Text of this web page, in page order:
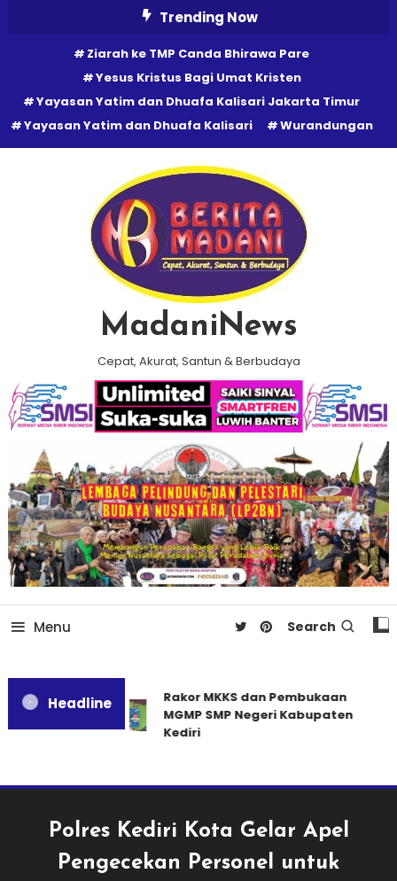
Trending Now
Ziarah ke TMP Canda Bhirawa Pare
Yesus Kristus Bagi Umat Kristen
Yayasan Yatim dan Dhuafa Kalisari Jakarta Timur
Yayasan Yatim dan Dhuafa Kalisari
Wurandungan
MadaniNews
Cepat, Akurat, Santun & Berbudaya
Menu Search
Headline
Rakor MKKS dan Pembukaan
MGMP SMP Negeri Kabupaten
Kediri
Polres Kediri Kota Gelar Apel
Pengecekan Personel untuk